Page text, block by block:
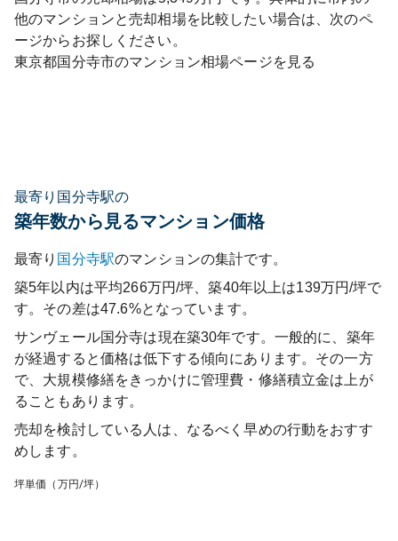
他のマンションと売却相場を比較したい場合は、次のペ
ージからお探しください。
東京都国分寺市のマンション相場ページを見る
最寄り国分寺駅の
築年数から見るマンション価格
最寄り 国分寺駅のマンションの集計です。
築5年以内は平均266万円/坪、築40年以上は139万円/坪で
す。その差は47.6%となっています。
サンヴェール国分寺は現在築30年です。一般的に、築年
が経過すると価格は低下する傾向にあります。その一方
で、大規模修繕をきっかけに管理費・修繕積立金は上が
ることもあります。
売却を検討している人は、なるべく早めの行動をおすす
めします。
坪単価（万円/坪）